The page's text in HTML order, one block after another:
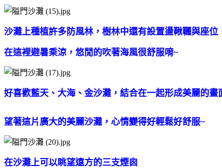
沙灘上種植許多防風林，樹林中還有設置盪鞦韆與座位
在這裡避暑乘涼，悠閒的吹著海風很舒服唷~
好喜歡藍天、大海、金沙灘，結合在一起形成美麗的畫
望著這片廣大的美麗沙灘，心情變得好輕鬆好舒服~
在沙灘上可以眺望遠方的三支煙囪